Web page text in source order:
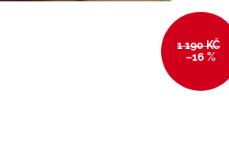
1 190 KČ
–16 %